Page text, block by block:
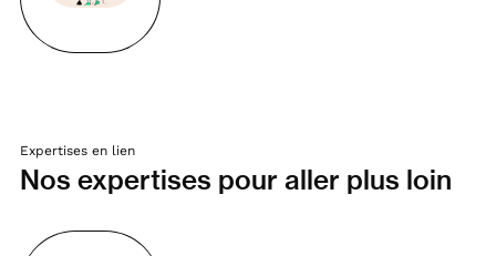
Expertises en lien
Nos expertises pour aller plus loin